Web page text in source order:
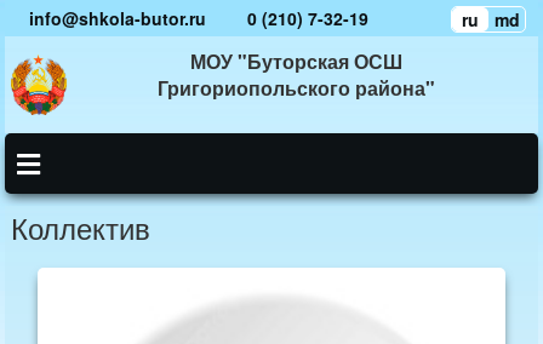
info@shkola-butor.ru 0 (210) 7-32-19 ru md
МОУ "Буторская ОСШ
Григориопольского района"
Коллектив